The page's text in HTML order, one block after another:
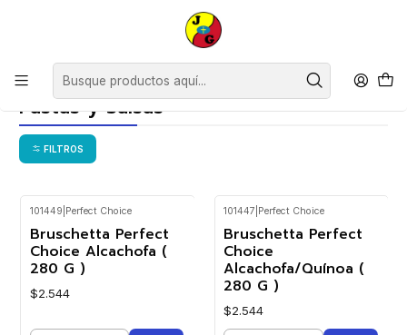
Disponible sólo Retiro en Tienda Osorno.
Cóctel y Picoteos
Pastas y Salsas
FILTROS
101449 Perfect Choice
Bruschetta Perfect
Choice Alcachofa (
280 G )
$2.544
101447 Perfect Choice
Bruschetta Perfect
Choice
Alcachofa/Quínoa (
280 G )
$2.544